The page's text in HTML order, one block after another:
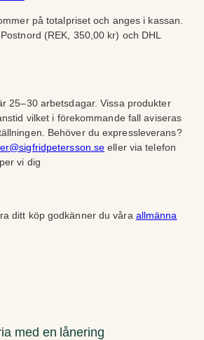
på totalpriset och anges i kassan.
(REK, 350,00 kr) och DHL
25–30 arbetsdagar. Vissa produkter
vilket i förekommande fall aviseras
Behöver du expressleverans?
eller via telefon
vi dig
ditt köp godkänner du våra allmänna
med en lånering